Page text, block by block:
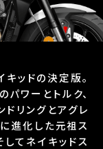
ッドの決定版。
ワーとトルク、
リングとアグレ
進化した元祖ス
てネイキッドス